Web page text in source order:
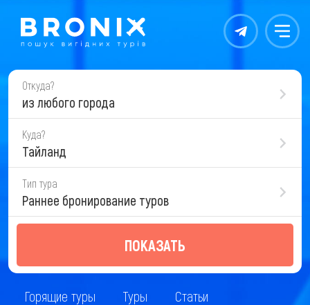
Контакты Меню
Откуда?
из любого города
Куда?
Тайланд
Тип тура
Раннее бронирование туров
ПОКАЗАТЬ
Горящие туры Туры Статьи